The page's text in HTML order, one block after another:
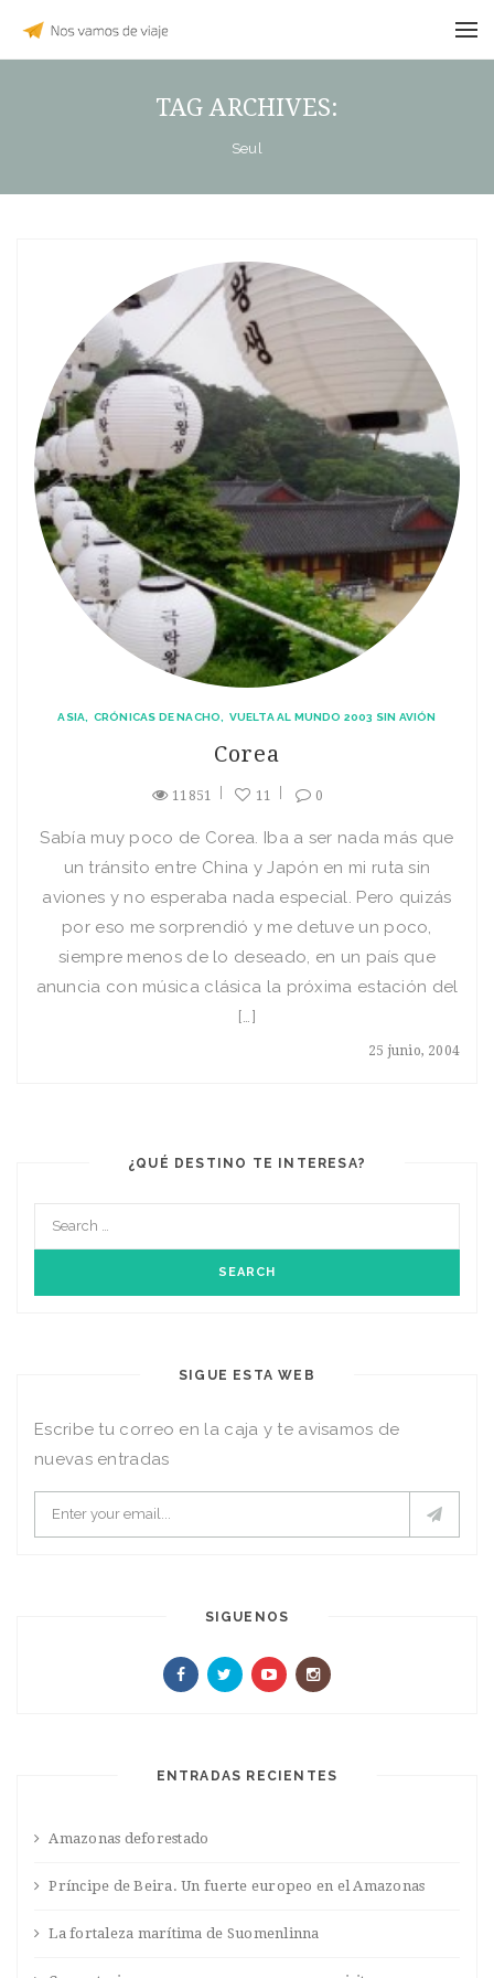
TAG ARCHIVES:
Seul
ASIA CRÓNICAS DE NACHO VUELTA AL MUNDO 2003 SIN AVIÓN
Corea
11851 11 0
25 junio, 2004
Sabí­a muy poco de Corea. Iba a ser nada más que
un tránsito entre China y Japón en mi ruta sin
aviones y no esperaba nada especial. Pero quizás
por eso me sorprendió y me detuve un poco,
siempre menos de lo deseado, en un paí­s que
anuncia con música clásica la próxima estación del
[…]
¿QUÉ DESTINO TE INTERESA?
SIGUE ESTA WEB
Escribe tu correo en la caja y te avisamos de
nuevas entradas
SIGUENOS
ENTRADAS RECIENTES
Amazonas deforestado
Príncipe de Beira. Un fuerte europeo en el Amazonas
La fortaleza marítima de Suomenlinna